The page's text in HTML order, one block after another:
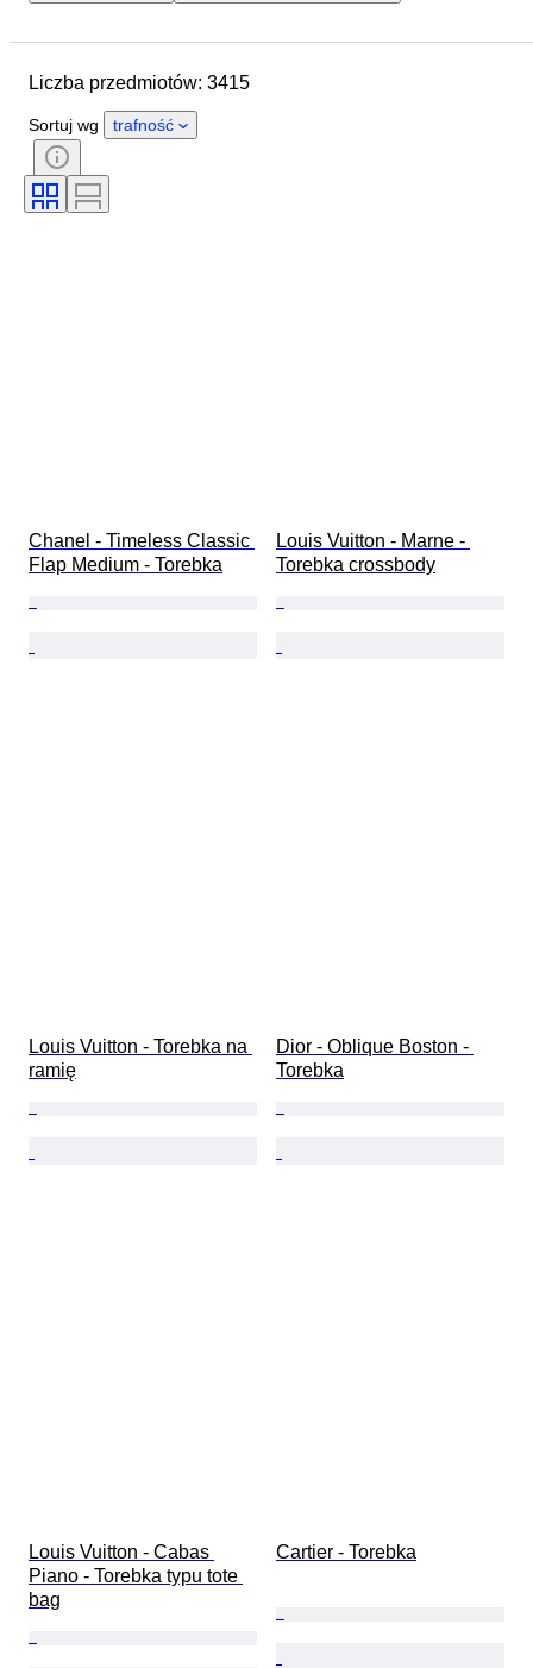
Kraj pochodzenia
Stan
Kolor
Akcesoria w zestawie
Wzór
Rozmiar na przedmiocie
Liczba przedmiotów: 3415
Sortuj wg trafność
Chanel - Timeless Classic
Flap Medium - Torebka
Louis Vuitton - Marne -
Torebka crossbody
Louis Vuitton - Torebka na
ramię
Dior - Oblique Boston -
Torebka
Louis Vuitton - Cabas
Piano - Torebka typu tote
bag
Cartier - Torebka